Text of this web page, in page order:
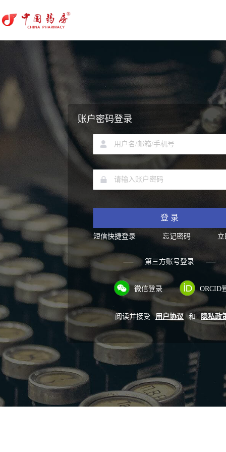
账户密码登录
登 录
短信快捷登录 忘记密码
第三方账号登录
微信登录 ORCID
阅读并接受 用户协议 和 隐私政